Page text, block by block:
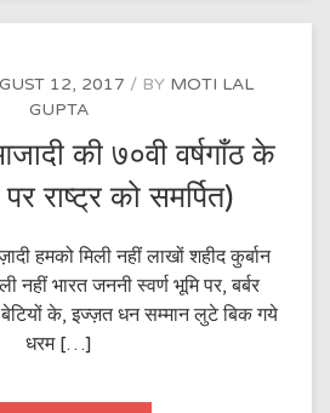
12, 2017 BY MOTI LAL
GUPTA
की ७०वी वर्षगाँठ के
राष्ट्र को समर्पित)
हमको मिली नहीं लाखों शहीद कुर्बान
नहीं भारत जननी स्वर्ण भूमि पर, बर्बर
बेटियों के, इज्ज़त धन सम्मान लुटे बिक गये
धरम […]